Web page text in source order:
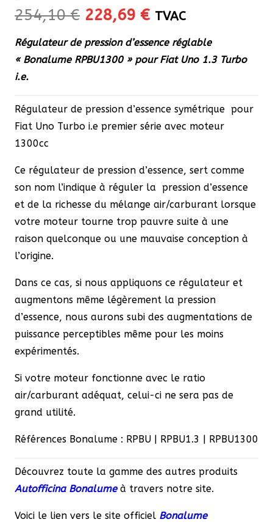
254,10€ Le
initial
était :
228,69 €Le
actuel
est :
TVAC
Régulateur de pression d’essence réglable
« Bonalume RPBU1300 » pour Fiat Uno 1.3 Turbo
i.e.
Régulateur de pression d’essence symétrique pour
Fiat Uno Turbo i.e premier série avec moteur
1300cc
Ce régulateur de pression d’essence, sert comme
son nom l’indique à réguler la pression d’essence
et de la richesse du mélange air/carburant lorsque
votre moteur tourne trop pauvre suite à une
raison quelconque ou une mauvaise conception à
l’origine.
Dans ce cas, si nous appliquons ce régulateur et
augmentons même légèrement la pression
d’essence, nous aurons subi des augmentations de
puissance perceptibles même pour les moins
expérimentés.
Si votre moteur fonctionne avec le ratio
air/carburant adéquat, celui-ci ne sera pas de
grand utilité.
Références Bonalume : RPBU | RPBU1.3 | RPBU1300
Découvrez toute la gamme des autres produits
Autofficina Bonalume à travers notre site.
Voici le lien vers le site officiel Bonalume